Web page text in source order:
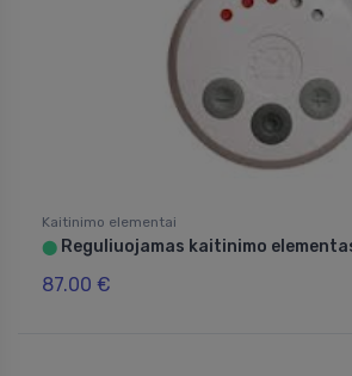
Kaitinimo elementai
⬤ Reguliuojamas kaitinimo
87.00 €